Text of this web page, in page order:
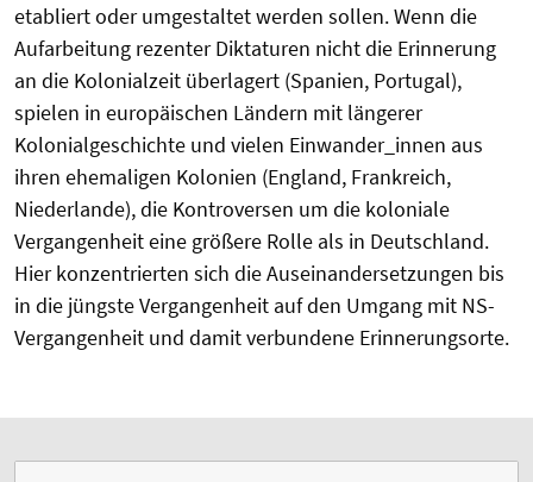
etabliert oder umgestaltet werden sollen. Wenn die
Aufarbeitung rezenter Diktaturen nicht die Erinnerung
an die Kolonialzeit überlagert (Spanien, Portugal),
spielen in europäischen Ländern mit längerer
Kolonialgeschichte und vielen Einwander_innen aus
ihren ehemaligen Kolonien (England, Frankreich,
Niederlande), die Kontroversen um die koloniale
Vergangenheit eine größere Rolle als in Deutschland.
Hier konzentrierten sich die Auseinandersetzungen bis
in die jüngste Vergangenheit auf den Umgang mit NS-
Vergangenheit und damit verbundene Erinnerungsorte.